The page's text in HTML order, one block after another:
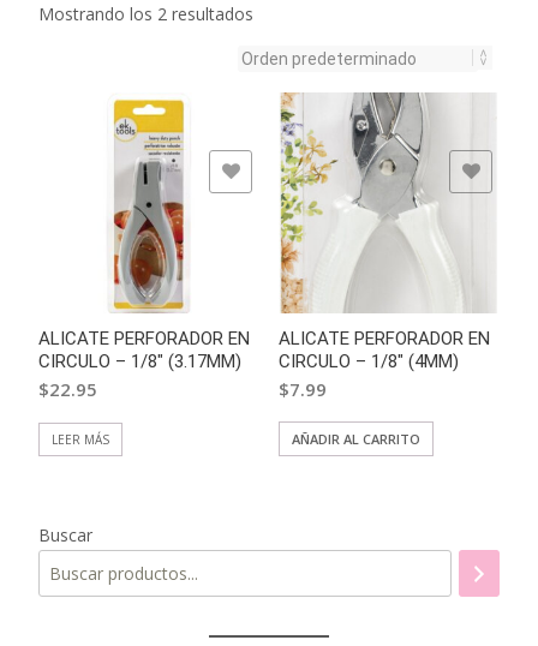
Mostrando los 2 resultados
ALICATE PERFORADOR EN
CIRCULO – 1/8″ (3.17MM)
$22.95
LEER MÁS
ADD TO WISHLIST
ALICATE PERFORADOR EN
CIRCULO – 1/8″ (4MM)
$7.99
AÑADIR AL CARRITO
ADD TO WISHLIST
Buscar